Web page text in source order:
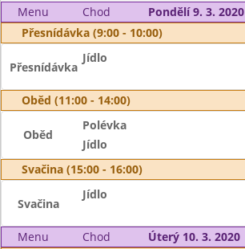
Menu Chod
Pondělí 9. 3. 2020
Přesnídávka (9:00 - 10:00)
Přesnídávka
Jídlo
Oběd (11:00 - 14:00)
Oběd
Polévka
Jídlo
Svačina (15:00 - 16:00)
Svačina
Jídlo
Menu Chod
Úterý 10. 3. 2020